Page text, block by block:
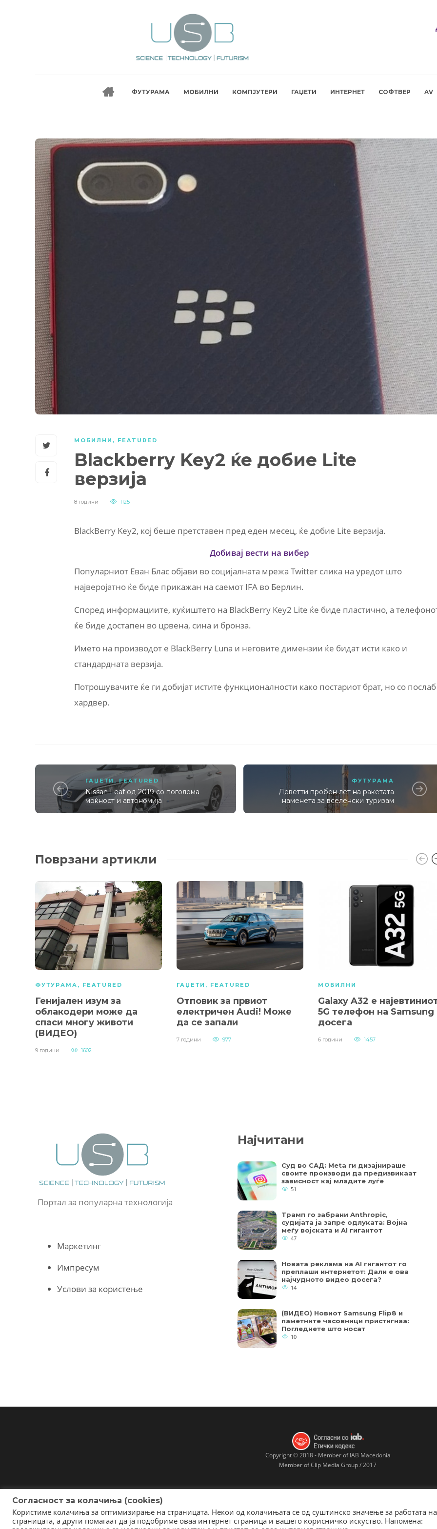
ФУТУРАМА МОБИЛНИ КОМПЈУТЕРИ ГАЏЕТИ ИНТЕРНЕТ СОФТВЕР AV
МОБИЛНИ , FEATURED
Blackberry Key2 ќе добие Lite
верзија
8 години 1125
BlackBerry Key2, кој беше претставен пред еден месец, ќе добие Lite верзија.
Добивај вести на вибер
Популарниот Еван Блас објави во социјалната мрежа Twitter слика на уредот што
најверојатно ќе биде прикажан на саемот IFA во Берлин.
Според информациите, куќиштето на BlackBerry Key2 Lite ќе биде пластично, а
ќе биде достапен во црвена, сина и бронза.
Името на производот е BlackBerry Luna и неговите димензии ќе бидат исти како и
стандардната верзија.
Потрошувачите ќе ги добијат истите функционалности како постариот брат, но со послаб
хардвер.
ГАЏЕТИ ,FEATURED
Nissan Leaf од 2019 со поголема
моќност и автономија
ФУТУРАМА
Деветти пробен лет на ракетата
наменета за вселенски туризам
Поврзани артикли
ФУТУРАМА , FEATURED
Генијален изум за
облакодери може да
спаси многу животи
(ВИДЕО)
9 години 1602
ГАЏЕТИ , FEATURED
Отповик за првиот
електричен Audi! Mоже
да се запали
7 години 977
МОБИЛНИ
Galaxy A32 е
5G телефон на Samsung
досега
6 години 1457
Портал за популарна технологија
Маркетинг
Импресум
Услови за користење
Најчитани
Суд во САД: Meta ги дизајнираше
своите производи да предизвикаат
зависност кај младите луѓе
51
Трамп го забрани Anthropic,
судијата ја запре одлуката: Војна
меѓу војската и AI гигантот
47
Новата реклама на AI гигантот го
преплаши интернетот: Дали е ова
најчудното видео досега?
14
(ВИДЕО) Новиот Samsung Flip8 и
паметните часовници пристигнаа:
Погледнете што носат
10
Copyright © 2018 - Member of IAB Macedonia
Member of Clip Media Group / 2017
Согласност за колачиња (cookies)
Користиме колачиња за оптимизирање на страницата. Некои од колачињата се од суштинско значење за работата на
страницата, а други помагаат да ја подобриме оваа интернет страница и вашето корисничко искуство. Напомена: